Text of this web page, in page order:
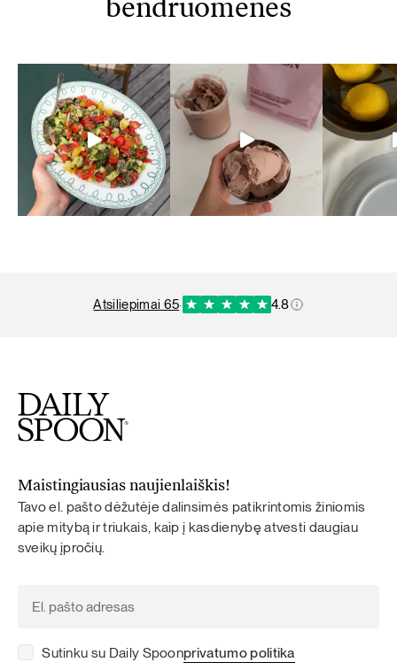
bendruomenės
atsiliepimai 65· 4.8
Maistingiausias naujienlaiškis!
Tavo el. pašto dėžutėje dalinsimės patikrintomis žiniomis
apie mitybą ir triukais, kaip į kasdienybę atvesti daugiau
sveikų įpročių.
Sutinku su Daily Spoonprivatumo politika